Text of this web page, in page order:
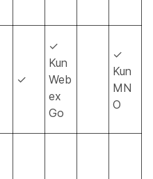
✓
✓
Kun
Web
ex
Go
✓
Kun
MN
O